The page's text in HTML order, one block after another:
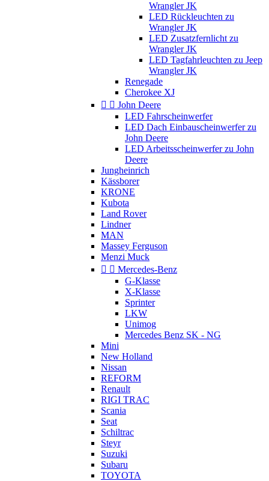
Wrangler JK
LED Rückleuchten zu
Wrangler JK
LED Zusatzfernlicht zu
Wrangler JK
LED Tagfahrleuchten zu Jeep
Wrangler JK
Renegade
Cherokee XJ
  John Deere
LED Fahrscheinwerfer
LED Dach Einbauscheinwerfer zu
John Deere
LED Arbeitsscheinwerfer zu John
Deere
Jungheinrich
Kässborer
KRONE
Kubota
Land Rover
Lindner
MAN
Massey Ferguson
Menzi Muck
  Mercedes-Benz
G-Klasse
X-Klasse
Sprinter
LKW
Unimog
Mercedes Benz SK - NG
Mini
New Holland
Nissan
REFORM
Renault
RIGI TRAC
Scania
Seat
Schiltrac
Steyr
Suzuki
Subaru
TOYOTA